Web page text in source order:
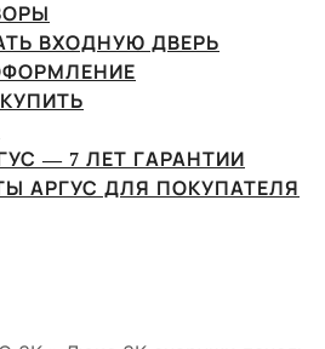
ВХОДНУЮ ДВЕРЬ
— 7 ЛЕТ ГАРАНТИИ
АРГУС ДЛЯ ПОКУПАТЕЛЯ